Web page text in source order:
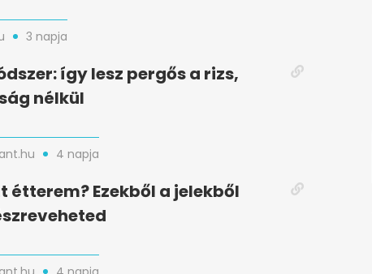
3 napja
így lesz pergős a rizs,
nélkül
4 napja
étterem? Ezekből a jelekből